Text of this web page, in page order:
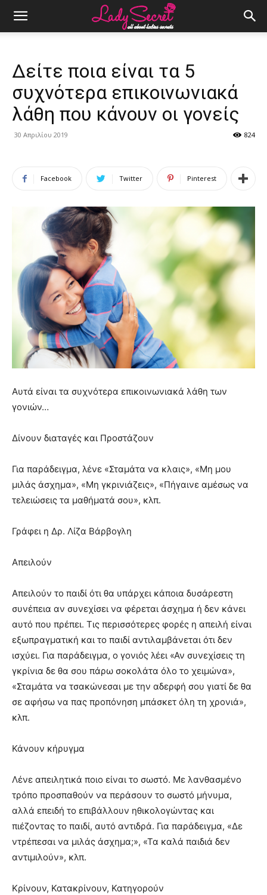
Δείτε ποια είναι τα 5
συχνότερα επικοινωνιακά
λάθη που κάνουν οι γονείς
30 Απριλίου 2019 824
Facebook Twitter Pinterest
Αυτά είναι τα συχνότερα επικοινωνιακά λάθη των
γονιών…
Δίνουν διαταγές και Προστάζουν
Για παράδειγμα, λένε «Σταμάτα να κλαις», «Μη μου
μιλάς άσχημα», «Μη γκρινιάζεις», «Πήγαινε αμέσως να
τελειώσεις τα μαθήματά σου», κλπ.
Γράφει η Δρ. Λίζα Βάρβογλη
Απειλούν
Απειλούν το παιδί ότι θα υπάρχει κάποια δυσάρεστη
συνέπεια αν συνεχίσει να φέρεται άσχημα ή δεν κάνει
αυτό που πρέπει. Τις περισσότερες φορές η απειλή είναι
εξωπραγματική και το παιδί αντιλαμβάνεται ότι δεν
ισχύει. Για παράδειγμα, ο γονιός λέει «Αν συνεχίσεις τη
γκρίνια δε θα σου πάρω σοκολάτα όλο το χειμώνα»,
«Σταμάτα να τσακώνεσαι με την αδερφή σου γιατί δε θα
σε αφήσω να πας προπόνηση μπάσκετ όλη τη χρονιά»,
κλπ.
Κάνουν κήρυγμα
Λένε απειλητικά ποιο είναι το σωστό. Με λανθασμένο
τρόπο προσπαθούν να περάσουν το σωστό μήνυμα,
αλλά επειδή το επιβάλλουν ηθικολογώντας και
πιέζοντας το παιδί, αυτό αντιδρά. Για παράδειγμα, «Δε
ντρέπεσαι να μιλάς άσχημα;», «Τα καλά παιδιά δεν
αντιμιλούν», κλπ.
Κρίνουν, Κατακρίνουν, Κατηγορούν